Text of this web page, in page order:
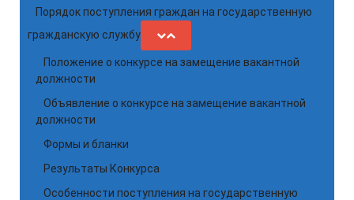
Порядок поступления граждан на государственную
гражданскую службу
Положение о конкурсе на замещение вакантной
должности
Объявление о конкурсе на замещение вакантной
должности
Формы и бланки
Результаты Конкурса
Особенности поступления на государственную